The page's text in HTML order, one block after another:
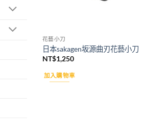
花藝小刀
日本sakagen坂源曲刃花藝小刀
NT$1,250
加入購物車